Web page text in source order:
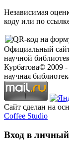
Независимая
коду или по
Официальный
научной
Курбатова© 2009 -
научная
Сайт сделан на
Coffee Studio
Вход в